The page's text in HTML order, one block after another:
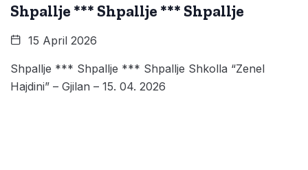
Shpallje *** Shpallje *** Shpallje
15 April 2026
Shpallje *** Shpallje *** Shpallje Shkolla “Zenel
Hajdini” – Gjilan – 15. 04. 2026